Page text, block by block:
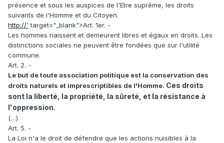
présence et sous les auspices de l'Etre suprême, les droits
suivants de l'Homme et du Citoyen.
http://' target="_blank">Art. 1er. -
Les hommes naissent et demeurent libres et égaux en droits. Les
distinctions sociales ne peuvent être fondées que sur l'utilité
commune.
Art. 2. -
Le but de toute association politique est la conservation des
droits naturels et imprescriptibles de l'Homme. Ces droits
sont la liberté, la propriété, la sûreté, et la résistance à
l'oppression.
(…)
Art. 5. -
La Loi n'a le droit de défendre que les actions nuisibles à la